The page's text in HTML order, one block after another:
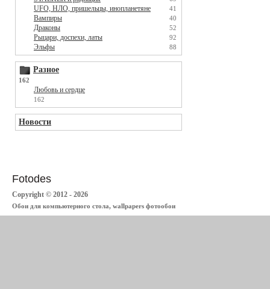
UFO, НЛО, пришельцы, инопланетяне 41
Вампиры 40
Драконы 52
Рыцари, доспехи, латы 92
Эльфы 88
Разное
162
Любовь и сердце
162
Новости
Fotodes
Copyright © 2012 - 2026
Обои для компьютерного стола, wallpapers фотообои